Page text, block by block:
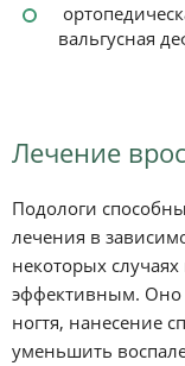
вальгусная
Лечение
Подологи
лечения в
некоторых
эффективным. Оно
ногтя, нанесение
уменьшить